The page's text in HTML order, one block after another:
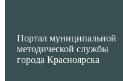
Портал муниципальной
методической службы
города Красноярска